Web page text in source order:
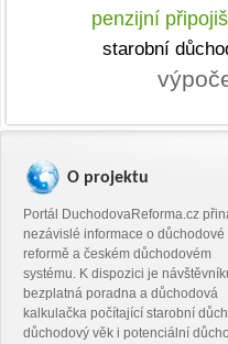
penzijní
starobní
O projektu
Portál DuchodovaReforma.cz
nezávislé informace o důchodové
reformě a českém důchodovém
systému. K dispozici je
bezplatná poradna a důchodová
kalkulačka počítající starobní
důchodový věk i potenciální